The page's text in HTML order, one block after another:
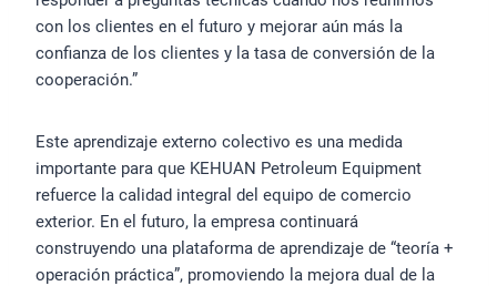
con los clientes en el futuro y mejorar aún más la
confianza de los clientes y la tasa de conversión de la
cooperación.”
Este aprendizaje externo colectivo es una medida
importante para que KEHUAN Petroleum Equipment
refuerce la calidad integral del equipo de comercio
exterior. En el futuro, la empresa continuará
construyendo una plataforma de aprendizaje de “teoría +
operación práctica”, promoviendo la mejora dual de la